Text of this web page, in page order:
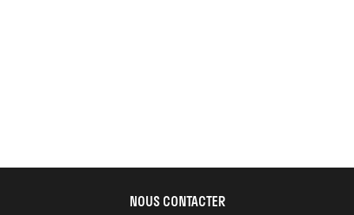
NOUS CONTACTER